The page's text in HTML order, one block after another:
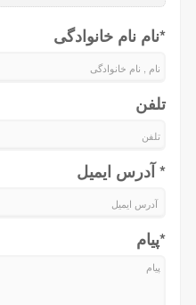
*نام نام خانواد‌گی
تلفن
* آدرس ایمیل
*پیام